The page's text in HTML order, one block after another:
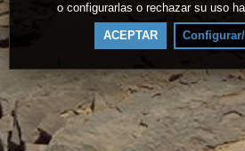
o configurarlas o rechazar su uso
ACEPTAR